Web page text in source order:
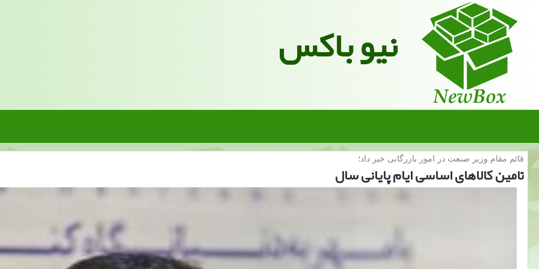
نیو باکس
قائم مقام وزیر صنعت در امور بازرگانی خبر داد؛
تامین كالاهای اساسی ایام پایانی سال